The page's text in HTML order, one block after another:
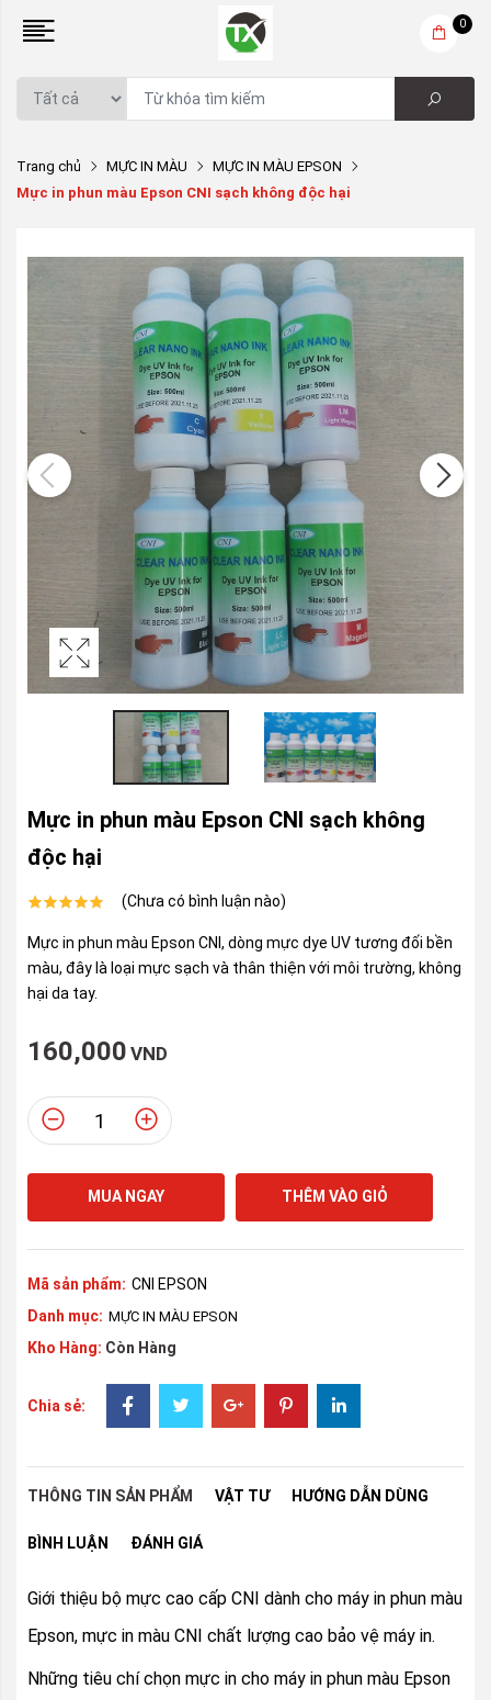
0
Trang chủ MỰC IN MÀU
MỰC IN MÀU EPSON
Mực in phun màu Epson CNI sạch không độc hại
Mực in phun màu Epson CNI sạch không
độc hại
(Chưa có bình luận nào)
Mực in phun màu Epson CNI, dòng mực dye UV tương đối bền
màu, đây là loại mực sạch và thân thiện với môi trường, không
hại da tay.
160,000 VND
MUA NGAY THÊM VÀO GIỎ
Mã sản phẩm: CNI EPSON
Danh mục: MỰC IN MÀU EPSON
Kho Hàng: Còn Hàng
Chia sẻ:
THÔNG TIN SẢN PHẨM VẬT TƯ HƯỚNG DẪN DÙNG
BÌNH LUẬN ĐÁNH GIÁ
Giới thiệu bộ mực cao cấp CNI dành cho máy in phun màu
Epson, mực in màu CNI chất lượng cao bảo vệ máy in.
Những tiêu chí chọn mực in cho máy in phun màu Epson